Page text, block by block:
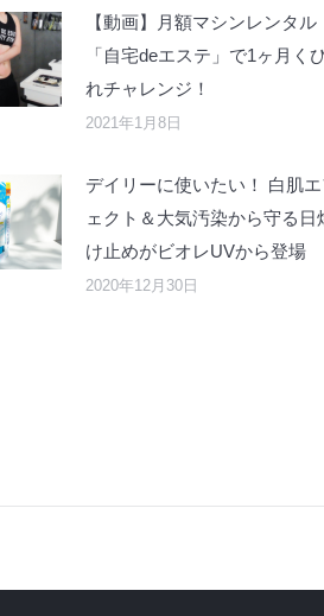
【動画】月額マシンレンタル
「自宅deエステ」で1ヶ月く
れチャレンジ！
2021年1月8日
デイリーに使いたい！ 白肌エ
ェクト＆大気汚染から守る日
け止めがビオレUVから登場
2020年12月30日